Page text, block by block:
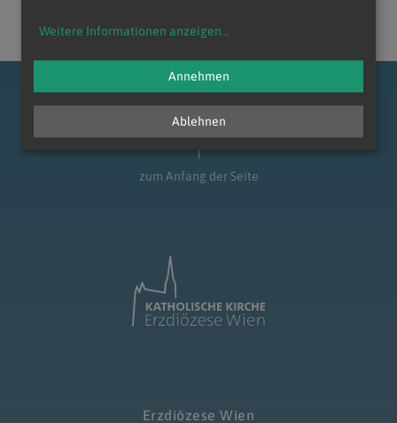
zum Anfang der Seite
Erzdiözese Wien
Weitere Informationen anzeigen...
Ablehnen
Annehmen